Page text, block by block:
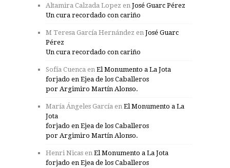
Altamira Calzada Lopez en José Guarc Pérez
Un cura recordado con cariño
M Teresa García Hernández en José Guarc
Pérez
Un cura recordado con cariño
Sofía Cuenca en El Monumento a La Jota
forjado en Ejea de los Caballeros
por Argimiro Martín Alonso.
María Ángeles García en El Monumento a La
Jota
forjado en Ejea de los Caballeros
por Argimiro Martín Alonso.
Henri Nicas en El Monumento a La Jota
forjado en Ejea de los Caballeros